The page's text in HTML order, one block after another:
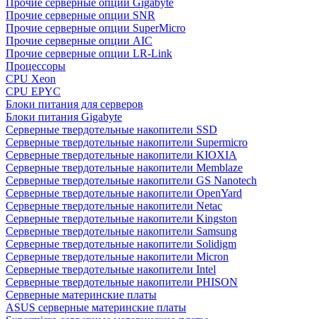
Прочие серверные опции Gigabyte
Прочие серверные опции SNR
Прочие серверные опции SuperMicro
Прочие серверные опции AIC
Прочие серверные опции LR-Link
Процессоры
CPU Xeon
CPU EPYC
Блоки питания для серверов
Блоки питания Gigabyte
Серверные твердотельные накопители SSD
Cерверные твердотельные накопители Supermicro
Cерверные твердотельные накопители KIOXIA
Cерверные твердотельные накопители Memblaze
Cерверные твердотельные накопители GS Nanotech
Серверные твердотельные накопители OpenYard
Серверные твердотельные накопители Netac
Cерверные твердотельные накопители Kingston
Cерверные твердотельные накопители Samsung
Cерверные твердотельные накопители Solidigm
Cерверные твердотельные накопители Micron
Cерверные твердотельные накопители Intel
Cерверные твердотельные накопители PHISON
Серверные материнские платы
ASUS серверные материнские платы